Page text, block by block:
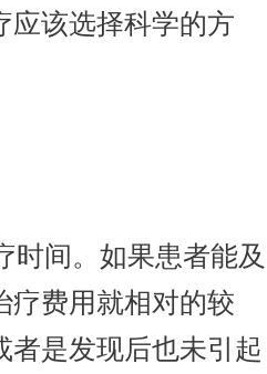
应该选择科学的方
间。如果患者能及
疗费用就相对的较
者是发现后也未引起